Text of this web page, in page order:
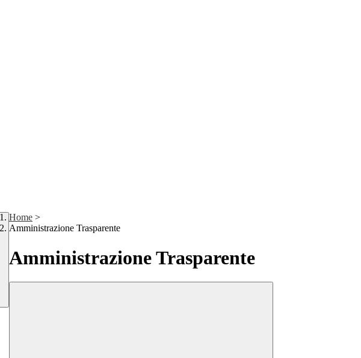
Home >
Amministrazione Trasparente
Amministrazione Trasparente